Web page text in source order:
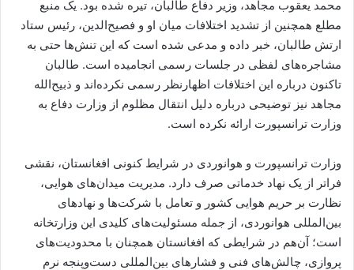
محمد یعقوب مجاهد، وزیر دفاع طالبان، تیره شده بود. یک منبع
مطلع همچنین از تشدید اختلافات میان او و فصیح‌الدین، رئیس ستاد
ارتش طالبان، خبر داده و مدعی شده است که این تنش‌ها حتی به
مشاجره‌های لفظی در جلسات رسمی انجامیده است. طالبان
تاکنون درباره این اختلافات اظهارنظر رسمی نکرده‌اند و ذبیح‌الله
مجاهد نیز توضیحی درباره دلیل انتقال مظلوم از وزارت دفاع به
وزارت ترانسپورت ارائه نکرده است.
وزارت ترانسپورت و هوانوردی در شرایط کنونی افغانستان، نقشی
فراتر از یک نهاد خدماتی صرف دارد. مدیریت میدان‌های هوایی،
نظارت بر حریم هوایی کشور و تعامل با شرکت‌ها و نهادهای
بین‌المللی هوانوردی، از جمله مسئولیت‌های کلیدی این وزارتخانه
است؛ آن‌هم در شرایطی که افغانستان همچنان با محدودیت‌های
پروازی، چالش‌های فنی و فشارهای بین‌المللی دست‌وپنجه نرم